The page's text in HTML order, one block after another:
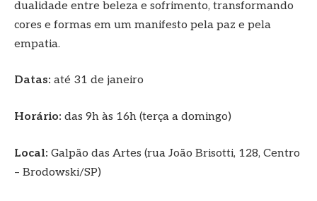
dualidade entre beleza e sofrimento, transformando
cores e formas em um manifesto pela paz e pela
empatia.
Datas: até 31 de janeiro
Horário: das 9h às 16h (terça a domingo)
Local: Galpão das Artes (rua João Brisotti, 128, Centro
– Brodowski/SP)